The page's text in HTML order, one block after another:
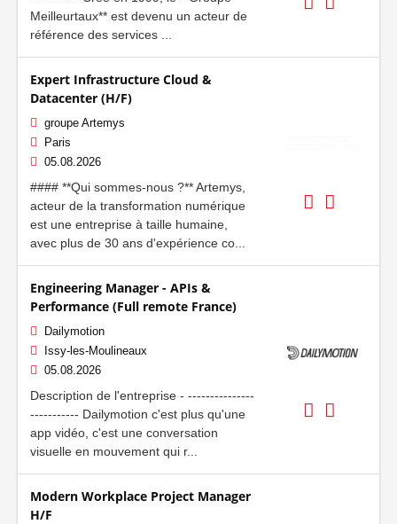
Meilleurtaux** est devenu un acteur de
référence des services ...
Expert Infrastructure Cloud &
Datacenter (H/F)
groupe Artemys
Paris
05.08.2026
#### **Qui sommes-nous ?** Artemys,
acteur de la transformation numérique
est une entreprise à taille humaine,
avec plus de 30 ans d'expérience co...
Engineering Manager - APIs &
Performance (Full remote France)
Dailymotion
Issy-les-Moulineaux
05.08.2026
Description de l'entreprise - ---------------
----------- Dailymotion c'est plus qu'une
app vidéo, c'est une conversation
visuelle en mouvement qui r...
Modern Workplace Project Manager
H/F